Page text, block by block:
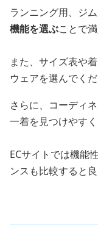
ランニング用、ジ
機能を選ぶことで
また、サイズ表や
ウェアを選んでくだ
さらに、コーディ
一着を見つけやすく
ECサイトでは機能
ンスも比較すると良